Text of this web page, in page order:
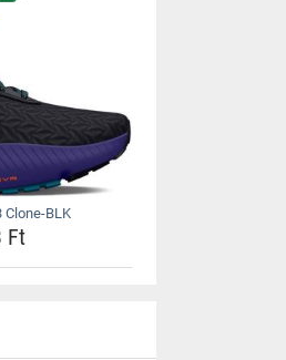
Clone-BLK
Ft